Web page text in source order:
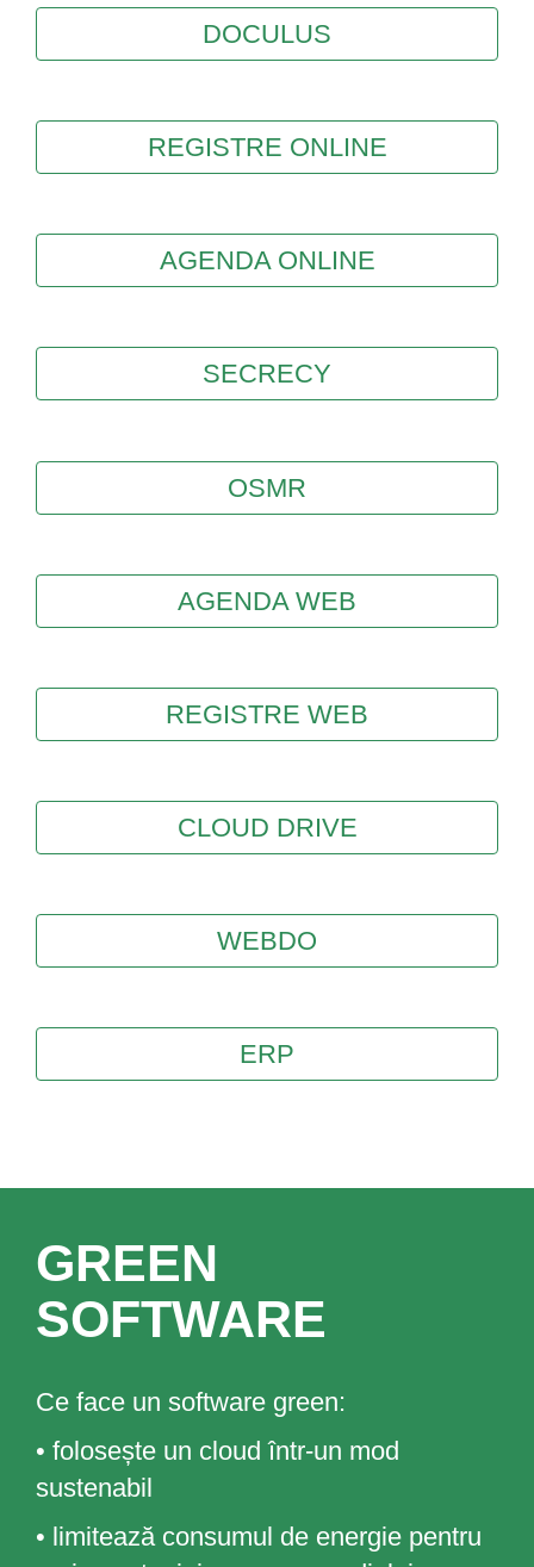
DOCULUS
REGISTRE ONLINE
AGENDA ONLINE
SECRECY
OSMR
AGENDA WEB
REGISTRE WEB
CLOUD DRIVE
WEBDO
ERP
GREEN
SOFTWARE
Ce face un software green:
• folosește un cloud într-un mod
sustenabil
• limitează consumul de energie pentru